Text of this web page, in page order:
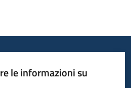
le informazioni su